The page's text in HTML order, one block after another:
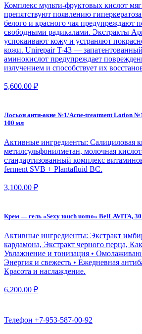
Комплекс мульти-фруктовых кислот
препятствуют появлению
белого и красного чая предупреждают
свободными радикалами. Экстракты
успокаивают кожу и устраняют
кожи. Unirepair T-43 —
аминокислот предупреждает
излучением и способствует их
5,600.00 ₽
Лосьон анти-акне №1/Acne-treatment Lotion
100 мл
Активные ингредиенты: Салициловая
метилсульфонилметан, молочная
стандартизованный комплекс
ferment SVB + Plantafluid BC.
3,100.00 ₽
Крем — гель «Sexy touch uomo» BelLAVITA,
Активные ингредиенты: Экстракт
кардамона, Экстракт черного перца,
Увлажнение и тонизация •
Энергия и свежесть • Ежедневная
Красота и наслаждение.
6,200.00 ₽
Телефон +7-953-587-00-92